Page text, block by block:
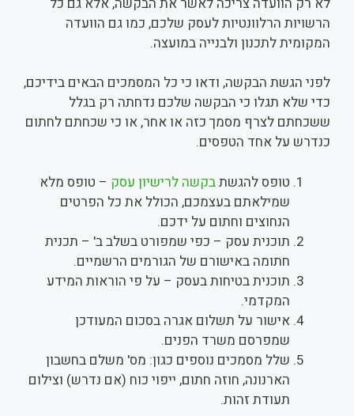
הרשויות הרלוונטיות לעסק שלכם, כמו גם הוועדה
המקומית לתכנון ולבנייה במועצה.
לפני הגשת הבקשה, ודאו כי כל המסמכים הבאים בידיכם,
כדי שלא תגלו כי הבקשה שלכם נדחתה רק בגלל
ששכחתם לצרף מסמך כזה או אחר, או כי שכחתם לחתום
כנדרש על אחד הטפסים.
טופס להגשתבקשה לרישיון עסק – טופס מלא
שמילאתם בעצמכם, הכולל את כל הפרטים
הנחוצים וחתום על ידכם.
תוכנית עסק – כפי שמפורט בשלב ב' – תכנית
חתומה באישורם של הגורמים הרשמיים.
תוכנית בטיחות בעסק – על פי הוראות המידע
המקדמי.
אישור על תשלום אגרה בסכום המעודכן
שמפרסם משרד הפנים.
שלל מסמכים נוספים כגון: מס' משלם בחשבון
הארנונה, חוזה חתום, ייפוי כוח (אם נדרש) וצילום
תעודת זהות.